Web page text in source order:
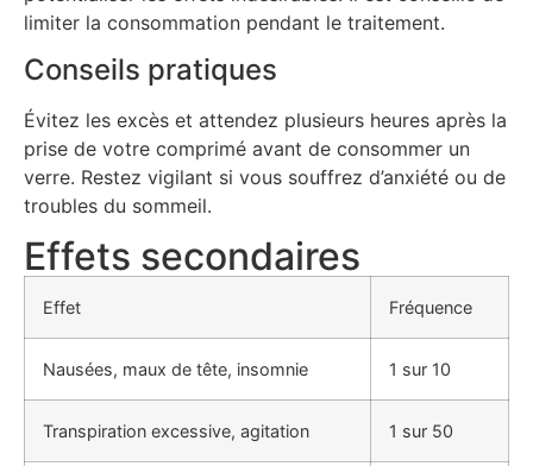
limiter la consommation pendant le traitement.
Conseils pratiques
Évitez les excès et attendez plusieurs heures après la
prise de votre comprimé avant de consommer un
verre. Restez vigilant si vous souffrez d’anxiété ou de
troubles du sommeil.
Effets secondaires
Effet Fréquence
Nausées, maux de tête, insomnie 1 sur 10
Transpiration excessive, agitation 1 sur 50